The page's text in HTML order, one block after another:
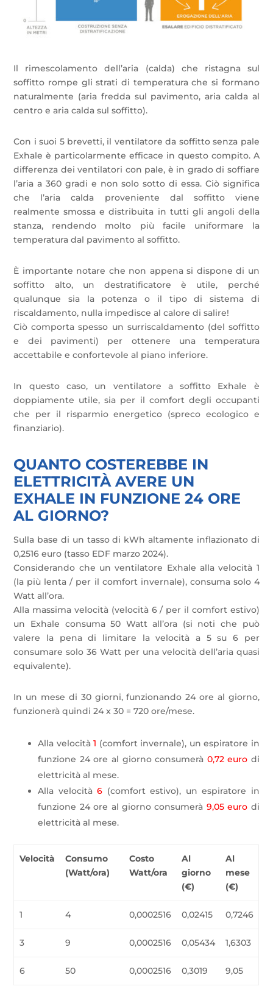
Il rimescolamento dell’aria (calda) che ristagna sul
soffitto rompe gli strati di temperatura che si formano
naturalmente (aria fredda sul pavimento, aria calda al
centro e aria calda sul soffitto).
Con i suoi 5 brevetti, il ventilatore da soffitto senza pale
Exhale è particolarmente efficace in questo compito. A
differenza dei ventilatori con pale, è in grado di soffiare
l’aria a 360 gradi e non solo sotto di essa. Ciò significa
che l’aria calda proveniente dal soffitto viene
realmente smossa e distribuita in tutti gli angoli della
stanza, rendendo molto più facile uniformare la
temperatura dal pavimento al soffitto.
È importante notare che non appena si dispone di un
soffitto alto, un destratificatore è utile, perché
qualunque sia la potenza o il tipo di sistema di
riscaldamento, nulla impedisce al calore di salire!
Ciò comporta spesso un surriscaldamento (del soffitto
e dei pavimenti) per ottenere una temperatura
accettabile e confortevole al piano inferiore.
In questo caso, un ventilatore a soffitto Exhale è
doppiamente utile, sia per il comfort degli occupanti
che per il risparmio energetico (spreco ecologico e
finanziario).
QUANTO COSTEREBBE IN
ELETTRICITÀ AVERE UN
EXHALE IN FUNZIONE 24 ORE
AL GIORNO?
Sulla base di un tasso di kWh altamente inflazionato di
0,2516 euro (tasso EDF marzo 2024).
Considerando che un ventilatore Exhale alla velocità 1
(la più lenta / per il comfort invernale), consuma solo 4
Watt all’ora.
Alla massima velocità (velocità 6 / per il comfort estivo)
un Exhale consuma 50 Watt all’ora (si noti che può
valere la pena di limitare la velocità a 5 su 6 per
consumare solo 36 Watt per una velocità dell’aria quasi
equivalente).
In un mese di 30 giorni, funzionando 24 ore al giorno,
funzionerà quindi 24 x 30 = 720 ore/mese.
Alla velocità1 (comfort invernale), un espiratore in
funzione 24 ore al giorno consumerà 0,72 euro di
elettricità al mese.
Alla velocità6 (comfort estivo), un espiratore in
funzione 24 ore al giorno consumerà 9,05 euro di
elettricità al mese.
Velocità
Consumo
(Watt/ora)
Costo
Watt/ora
Al
giorno
(€)
Al
mese
(€)
1 4 0,0002516 0,02415 0,7246
3 9 0,0002516 0,05434 1,6303
6 50 0,0002516 0,3019 9,05